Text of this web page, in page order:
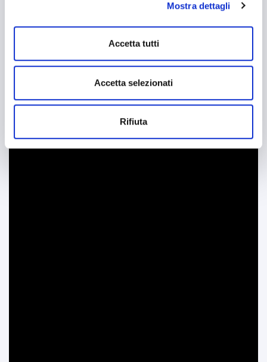
mantenendo le impostazioni di default (solo cookie tecnici
attivi).
Mostra dettagli
Accetta tutti
Accetta selezionati
Rifiuta